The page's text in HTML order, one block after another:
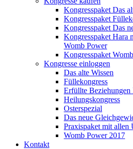
Kongresspaket Das
Kongresspaket
Kongresspaket Das
Kongresspaket Hara
Womb Power
Kongresspaket
Kongresse einloggen
Das alte Wissen
Füllekongress
Erfüllte Beziehungen
Heilungskongress
Osterspezial
Das neue
Praxispaket mit allen
Womb Power 2017
Kontakt